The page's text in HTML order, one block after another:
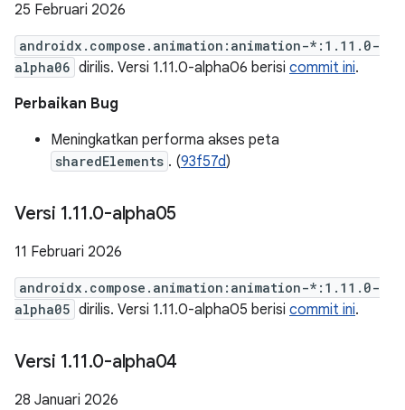
25 Februari 2026
androidx.compose.animation:animation-*:1.11.0-
alpha06 dirilis. Versi 1.11.0-alpha06 berisi commit ini.
Perbaikan Bug
Meningkatkan performa akses peta
sharedElements . (93f57d)
Versi 1.11.0-alpha05
11 Februari 2026
androidx.compose.animation:animation-*:1.11.0-
alpha05 dirilis. Versi 1.11.0-alpha05 berisi commit ini.
Versi 1.11.0-alpha04
28 Januari 2026